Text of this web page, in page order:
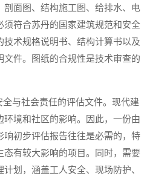
剖面图、结构施工图、给排水、电
符合苏丹的国家建筑规范和安全
术规格说明书、结构计算书以及
文件。图纸的合规性是技术审查的
与社会责任的评估文件。现代建
境和社区的影响。因此，一份由
初步评估报告往往是必需的，特
有较大影响的项目。同时，需要
划，涵盖工人安全、现场防护、